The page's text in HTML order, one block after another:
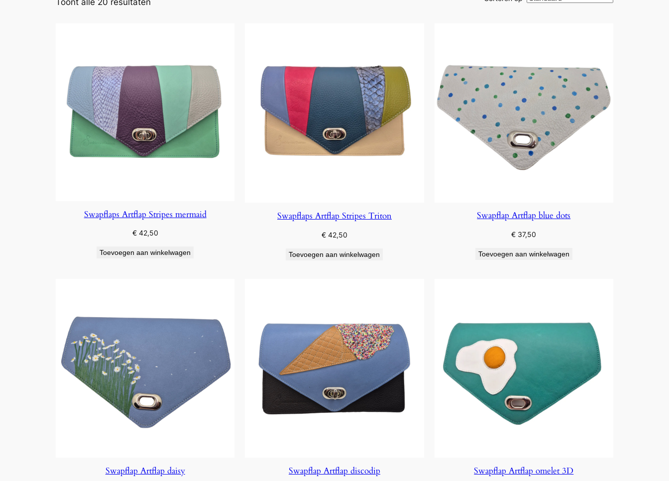
Swapflaps Artflap Stripes mermaid
€42,50
Toevoegen aan winkelwagen
Swapflaps Artflap Stripes Triton
€42,50
Toevoegen aan winkelwagen
Swapflap Artflap blue dots
€ 37,50
Toevoegen aan winkelwagen
Swapflap Artflap daisy Swapflap Artflap discodip Swapflap Artflap omelet 3D